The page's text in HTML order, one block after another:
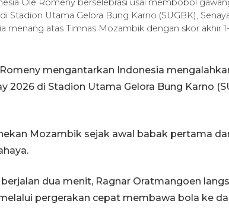
Ole Romeny berselebrasi usai membobol
Stadion Utama Gelora Bung Karno (SUGBK),
menang atas Timnas Mozambik dengan skor akhir
mengantarkan Indonesia
2026 di Stadion Utama Gelora Bung Karno
Mozambik sejak awal babak pertama
dua menit, Ragnar Oratmangoen
pergerakan cepat membawa bola ke